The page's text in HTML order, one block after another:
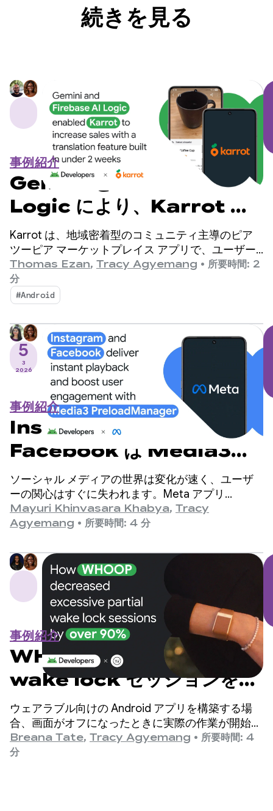
続きを見る
事例紹介
Gemini と Firebase AI
Logic により、Karrot は
2 週間以内に翻訳機能を組み
込み、売上を増加させること
ができました
Karrot は、地域密着型のコミュニティ主導のピア
ツーピア マーケットプレイス アプリで、ユーザー
は他の確認済みユーザーと商品を売買したり、交換
したりできます。2015 年に韓国でリリースされて
以来、このプラットフォームはグローバル市場に拡
大し、登録ユーザー数は 4,300 万人を超えていま
す。
Thomas Ezan, Tracy Agyemang • 所要時間: 2
分
#Android
5
3
2026
事例紹介
Instagram と
Facebook は Media3
PreloadManager で即時
再生を実現し、ユーザー エン
ゲージメントを向上
ソーシャル メディアの世界は変化が速く、ユーザ
ーの関心はすぐに失われます。Meta アプリ
（Facebook と Instagram）は、世界最大級のソー
シャル プラットフォームであり、世界中の数十億
Mayuri Khinvasara Khabya, Tracy
Agyemang • 所要時間: 4 分
事例紹介
WHOOP が過剰な部分的な
wake lock セッションを
90% 以上削減した方法
ウェアラブル向けの Android アプリを構築する場
合、画面がオフになったときに実際の作業が開始さ
れます。
Breana Tate, Tracy Agyemang • 所要時間: 4
分